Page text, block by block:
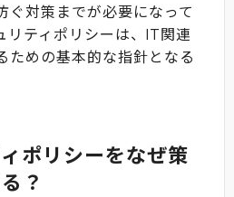
ぐ対策までが必要になって
リティポリシーは、IT関連
ための基本的な指針となる
ポリシーをなぜ策
？